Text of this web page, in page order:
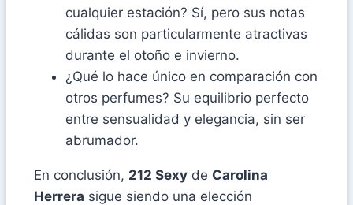
cualquier estación? Sí, pero sus notas
cálidas son particularmente atractivas
durante el otoño e invierno.
¿Qué lo hace único en comparación con
otros perfumes? Su equilibrio perfecto
entre sensualidad y elegancia, sin ser
abrumador.
En conclusión, 212 Sexy de Carolina
Herrera sigue siendo una elección